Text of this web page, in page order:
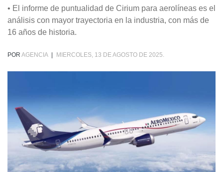
• El informe de puntualidad de Cirium para aerolíneas es el
análisis con mayor trayectoria en la industria, con más de
16 años de historia.
POR AGENCIA MIERCOLES, 13 DE AGOSTO DE 2025.